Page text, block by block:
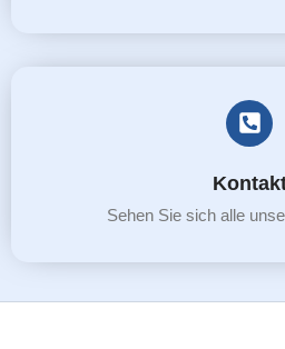
Sehen Sie sich alle